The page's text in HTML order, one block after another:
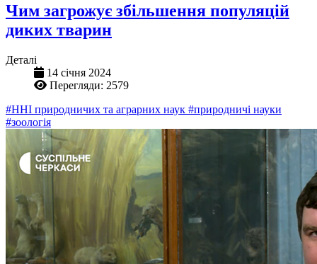
Чим загрожує збільшення популяцій
диких тварин
Деталі
14 січня 2024
Перегляди: 2579
#ННІ природничих та аграрних наук #природничі науки
#зоологія